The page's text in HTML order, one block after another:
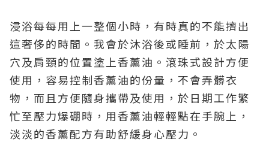
浸浴每每用上一整個小時，有時真的不能擠出
這奢侈的時間。我會於沐浴後或睡前，於太陽
穴及肩頸的位置塗上香薰油。滾珠式設計方便
使用，容易控制香薰油的份量，不會弄髒衣
物，而且方便隨身攜帶及使用，於日期工作繁
忙至壓力爆硼時，用香薰油輕輕點在手腕上，
淡淡的香薰配方有助舒緩身心壓力。